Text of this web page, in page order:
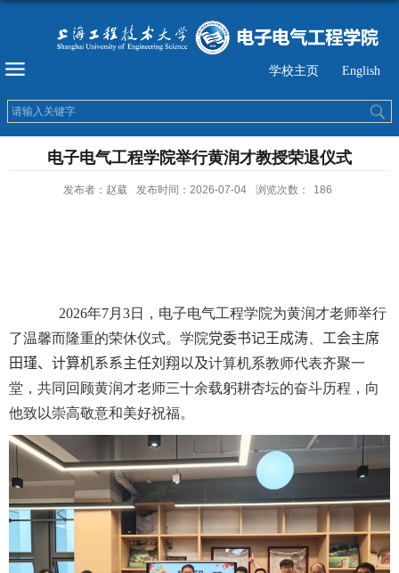
学校主页 English
电子电气工程学院举行黄润才教授荣退仪式
发布者：赵葳 发布时间：2026-07-04 浏览次数： 186
2026年7月 3日，电子电气工程学院为黄润才老师举行
了温馨而隆重的荣休仪式。学院党委书记王成涛
工会主席
田瑾、计算机系系主任刘翔以及计算机系教师代表齐聚一
堂，共同回顾黄润才老师三十余载躬耕杏坛的奋斗历程，向
他致以崇高敬意和美好祝福。